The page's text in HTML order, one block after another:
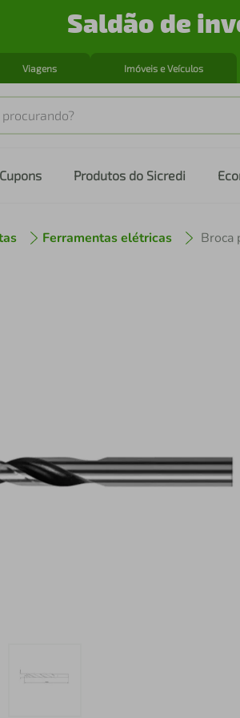
Saldão de
Viagens Imóveis e Veículos
Cupons Produtos do Sicredi
Ferramentas elétricas